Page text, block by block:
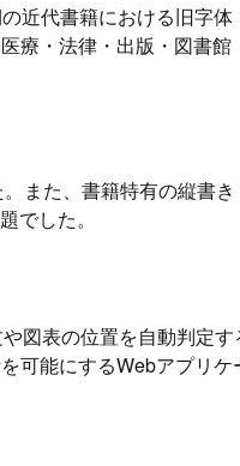
近代書籍における旧字
療・法律・出版・図書
また、書籍特有の縦書
でした。
図表の位置を自動判定
能にするWebアプリケ